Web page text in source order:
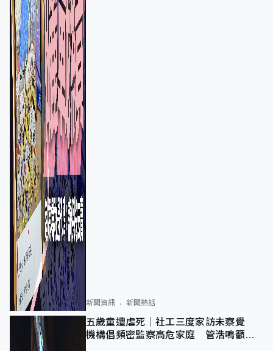
新聞資訊 新聞熱話
五歲童遭虐死｜社工三度家訪未察覺
機構倡頻密監察高危家庭 管浩鳴籲加